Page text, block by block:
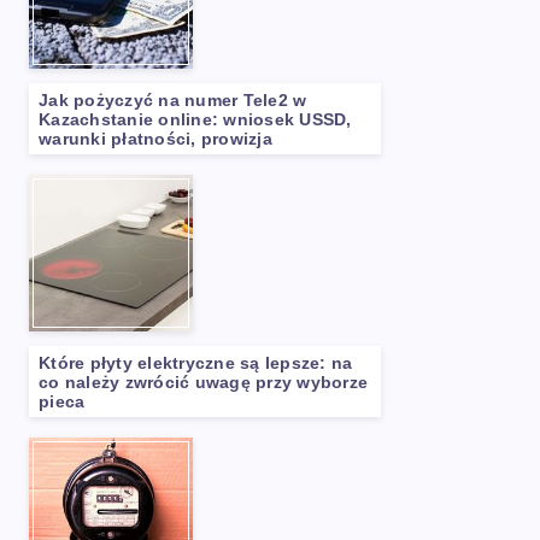
Jak pożyczyć na numer Tele2 w
Kazachstanie online: wniosek USSD,
warunki płatności, prowizja
Które płyty elektryczne są lepsze: na
co należy zwrócić uwagę przy wyborze
pieca